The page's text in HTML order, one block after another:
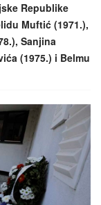
Republike
Muftić (1971.),
Sanjina
(1975.) i Belmu